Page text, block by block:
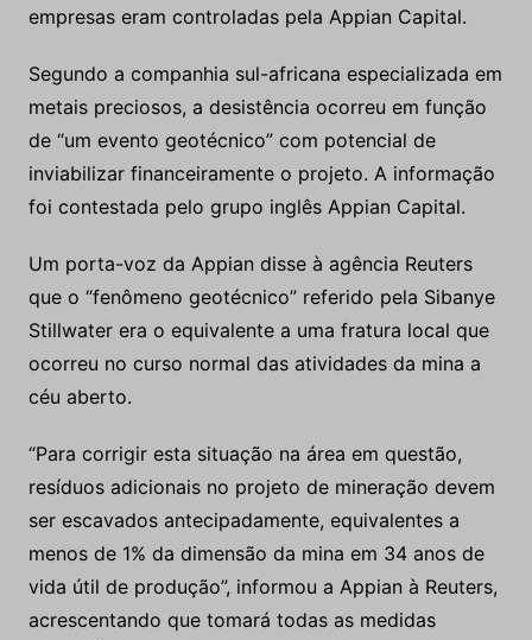
empresas eram controladas pela Appian Capital.
Segundo a companhia sul-africana especializada em
metais preciosos, a desistência ocorreu em função
de “um evento geotécnico” com potencial de
inviabilizar financeiramente o projeto. A informação
foi contestada pelo grupo inglês Appian Capital.
Um porta-voz da Appian disse à agência Reuters
que o “fenômeno geotécnico” referido pela Sibanye
Stillwater era o equivalente a uma fratura local que
ocorreu no curso normal das atividades da mina a
céu aberto.
“Para corrigir esta situação na área em questão,
resíduos adicionais no projeto de mineração devem
ser escavados antecipadamente, equivalentes a
menos de 1% da dimensão da mina em 34 anos de
vida útil de produção”, informou a Appian à Reuters,
acrescentando que tomará todas as medidas